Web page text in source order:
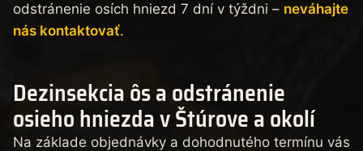
odstránenie osích hniezd 7 dní v týždni – neváhajte
nás kontaktovať.
Dezinsekcia ôs a odstránenie
osieho hniezda v Štúrove a okolí
Na základe objednávky a dohodnutého termínu vás